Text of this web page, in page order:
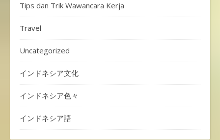
Tips dan Trik Wawancara Kerja
Travel
Uncategorized
インドネシア文化
インドネシア色々
インドネシア語